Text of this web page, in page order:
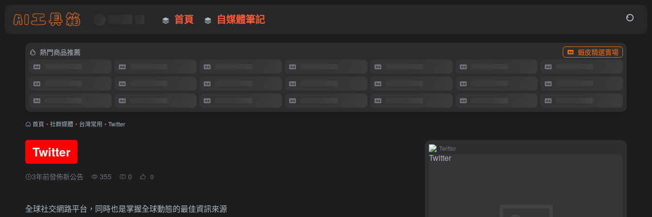
首頁 自媒體筆記
熱門商品推薦 蝦皮精選賣場
首頁 • 社群媒體 • 台灣常用 • Twitter
Twitter
3年前發佈新公告 355 0 0
全球社交網路平台，同時也是掌握全球動態的最佳資訊來源
Twitter